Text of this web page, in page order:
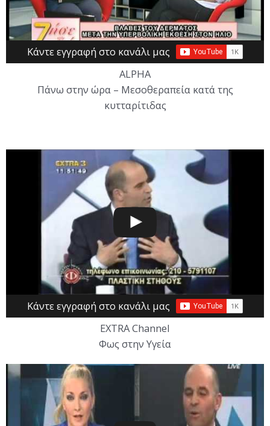
Κάντε εγγραφή στο κανάλι μας
ALPHA
Πάνω στην ώρα – Μεσοθεραπεία κατά της
κυτταρίτιδας
Κάντε εγγραφή στο κανάλι μας
EXTRA Channel
Φως στην Υγεία